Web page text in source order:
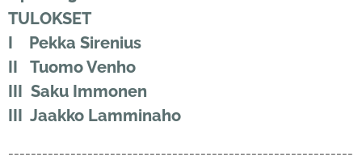
TULOKSET
I Pekka Sirenius
II Tuomo Venho
III Saku Immonen
III Jaakko Lamminaho
-------------------------------------------------------------